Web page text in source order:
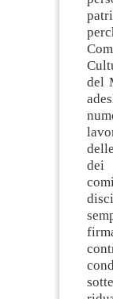
del
dei